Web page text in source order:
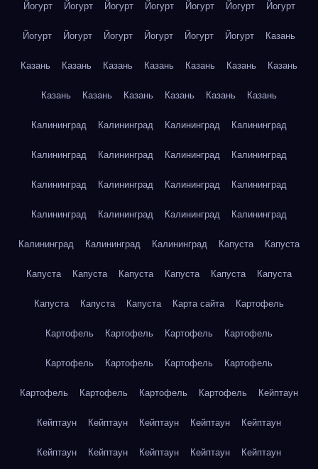
Йогурт Йогурт Йогурт Йогурт Йогурт Йогурт Йогурт
Йогурт Йогурт Йогурт Йогурт Йогурт Йогурт Казань
Казань Казань Казань Казань Казань Казань Казань
Казань Казань Казань Казань Казань Казань
Калининград Калининград Калининград Калининград
Калининград Калининград Калининград Калининград
Калининград Калининград Калининград Калининград
Калининград Калининград Калининград Калининград
Калининград Калининград Калининград Капуста Капуста
Капуста Капуста Капуста Капуста Капуста Капуста
Капуста Капуста Капуста Карта сайта Картофель
Картофель Картофель Картофель Картофель
Картофель Картофель Картофель Картофель
Картофель Картофель Картофель Картофель Кейптаун
Кейптаун Кейптаун Кейптаун Кейптаун Кейптаун
Кейптаун Кейптаун Кейптаун Кейптаун Кейптаун